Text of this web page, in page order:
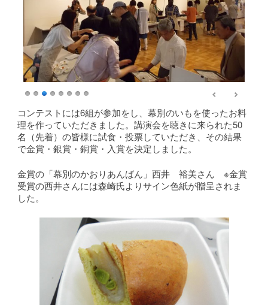
コンテストには6組が参加をし、幕別のいもを使ったお料
理を作っていただきました。講演会を聴きに来られた50
名（先着）の皆様に試食・投票していただき、その結果
で金賞・銀賞・銅賞・入賞を決定しました。
金賞の「幕別のかおりあんばん」西井 裕美さん ※金賞
受賞の西井さんには森崎氏よりサイン色紙が贈呈されま
した。